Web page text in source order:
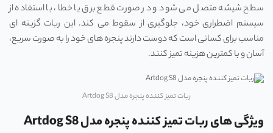
سطح شیشه متصل می ‌شود و در صورت قطع برق یا خطا، با استفاده از
سیستم اضطراری خود، جلوگیری از سقوط می‌ کند. این ربات گزینه‌ ای
مناسب برای کسانی است که دوست دارند پنجره‌ های خود را به صورت سریع،
آسان و با کمترین هزینه تمیز کنند.
ربات تمیز کننده پنجره مدل Artdog S8
ویژگی های ربات تمیز کننده پنجره مدل Artdog S8